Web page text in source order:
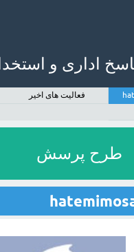
اداری و
فعالیت های اخیر
طرح پرسش